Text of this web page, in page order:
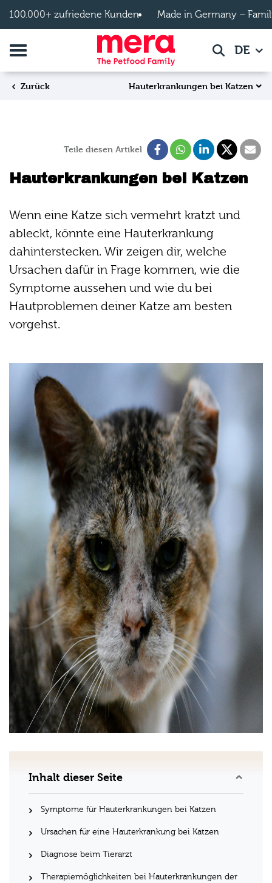
100.000+ zufriedene Kunden Made in Germany –
Navigation umschalten SucheDE
Zurück Hauterkrankungen bei Katzen
Teile diesen Artikel
Hauterkrankungen bei Katzen
Wenn eine Katze sich vermehrt kratzt und
ableckt, könnte eine Hauterkrankung
dahinterstecken. Wir zeigen dir, welche
Ursachen dafür in Frage kommen, wie die
Symptome aussehen und wie du bei
Hautproblemen deiner Katze am besten
vorgehst.
Inhalt dieser Seite
Symptome für Hauterkrankungen bei Katzen
Ursachen für eine Hauterkrankung bei Katzen
Diagnose beim Tierarzt
Therapiemöglichkeiten bei Hauterkrankungen der